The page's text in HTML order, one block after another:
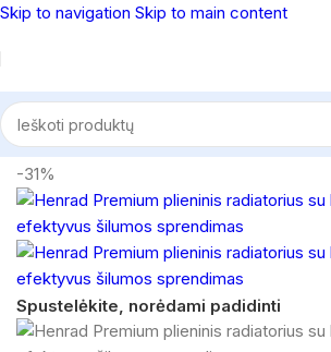
Skip to navigation Skip to main content
Pradžia/Radiatoriai/Premium radiatoriai
-31%
Spustelėkite, norėdami padidinti